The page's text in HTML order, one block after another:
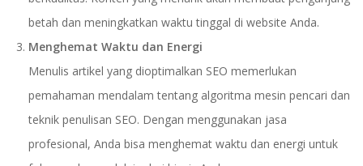
betah dan meningkatkan waktu tinggal di website Anda.
Menghemat Waktu dan Energi
Menulis artikel yang dioptimalkan SEO memerlukan
pemahaman mendalam tentang algoritma mesin pencari dan
teknik penulisan SEO. Dengan menggunakan jasa
profesional, Anda bisa menghemat waktu dan energi untuk